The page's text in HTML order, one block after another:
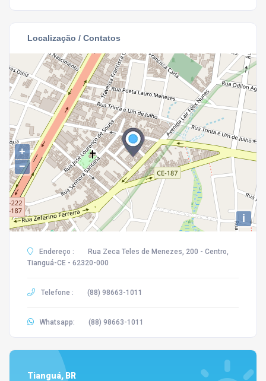
Localização / Contatos
+
−
i
Endereço :
Rua Zeca Teles de Menezes, 200 - Centro,
Tianguá-CE - 62320-000
Telefone : (88) 98663-1011
Whatsapp: (88) 98663-1011
Tianguá, BR